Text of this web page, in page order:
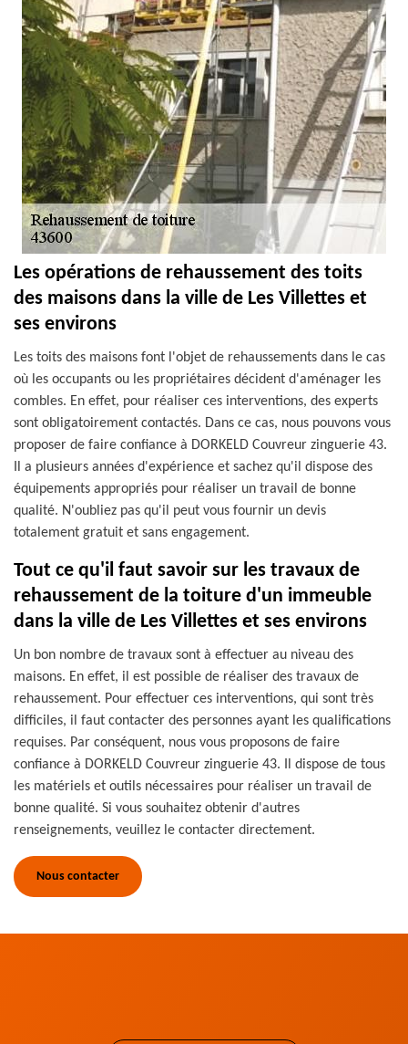
Les opérations de rehaussement des toits
des maisons dans la ville de Les Villettes et
ses environs
Les toits des maisons font l'objet de rehaussements dans le cas
où les occupants ou les propriétaires décident d'aménager les
combles. En effet, pour réaliser ces interventions, des experts
sont obligatoirement contactés. Dans ce cas, nous pouvons vous
proposer de faire confiance à DORKELD Couvreur zinguerie 43.
Il a plusieurs années d'expérience et sachez qu'il dispose des
équipements appropriés pour réaliser un travail de bonne
qualité. N'oubliez pas qu'il peut vous fournir un devis
totalement gratuit et sans engagement.
Tout ce qu'il faut savoir sur les travaux de
rehaussement de la toiture d'un immeuble
dans la ville de Les Villettes et ses environs
Un bon nombre de travaux sont à effectuer au niveau des
maisons. En effet, il est possible de réaliser des travaux de
rehaussement. Pour effectuer ces interventions, qui sont très
difficiles, il faut contacter des personnes ayant les qualifications
requises. Par conséquent, nous vous proposons de faire
confiance à DORKELD Couvreur zinguerie 43. Il dispose de tous
les matériels et outils nécessaires pour réaliser un travail de
bonne qualité. Si vous souhaitez obtenir d'autres
renseignements, veuillez le contacter directement.
Nous contacter